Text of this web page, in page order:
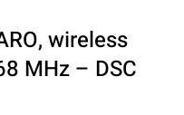
wireless
MHz – DSC